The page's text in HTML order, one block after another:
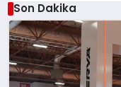
Son Dakika